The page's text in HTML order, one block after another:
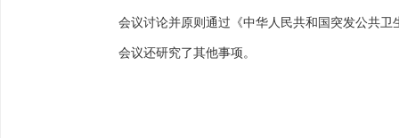
会议讨论并原则通过《中华人民共和国突发公共
会议还研究了其他事项。